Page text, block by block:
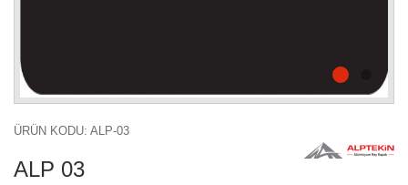
ÜRÜN KODU: ALP-03
ALP 03